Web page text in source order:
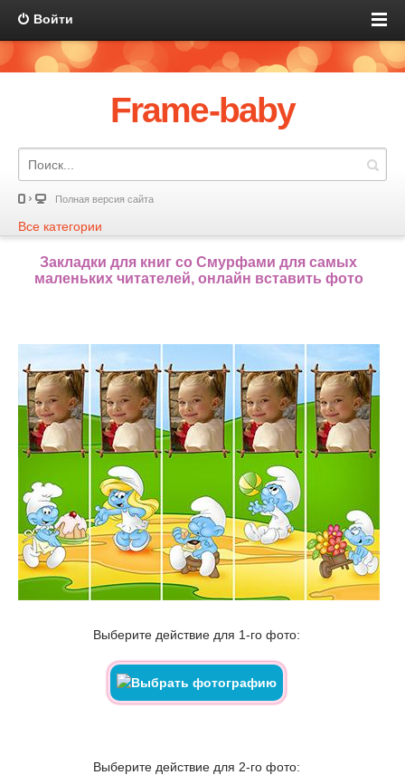
Войти
Frame-baby
Полная версия сайта
Все категории
Закладки для книг со Смурфами для самых
маленьких читателей, онлайн вставить фото
Выберите действие для 1-го фото:
Выберите действие для 2-го фото: